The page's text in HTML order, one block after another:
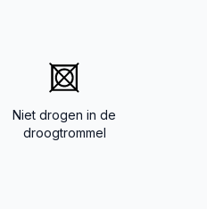
Niet drogen in de
droogtrommel